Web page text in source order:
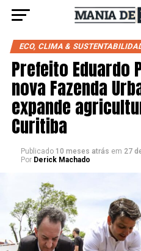
ECO, CLIMA &
Prefeito Eduardo
nova Fazenda
expande
Curitiba
Publicado 10 meses atrás em 27
Por Derick Machado